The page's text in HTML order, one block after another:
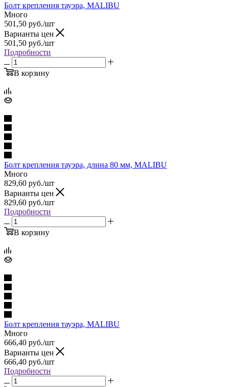
Болт крепления тауэра, MALIBU
Много
501,50 руб./шт
Варианты цен
501,50 руб./шт
Подробности
В корзину
Болт крепления тауэра, длина 80 мм, MALIBU
Много
829,60 руб./шт
Варианты цен
829,60 руб./шт
Подробности
В корзину
Болт крепления тауэра, MALIBU
Много
666,40 руб./шт
Варианты цен
666,40 руб./шт
Подробности